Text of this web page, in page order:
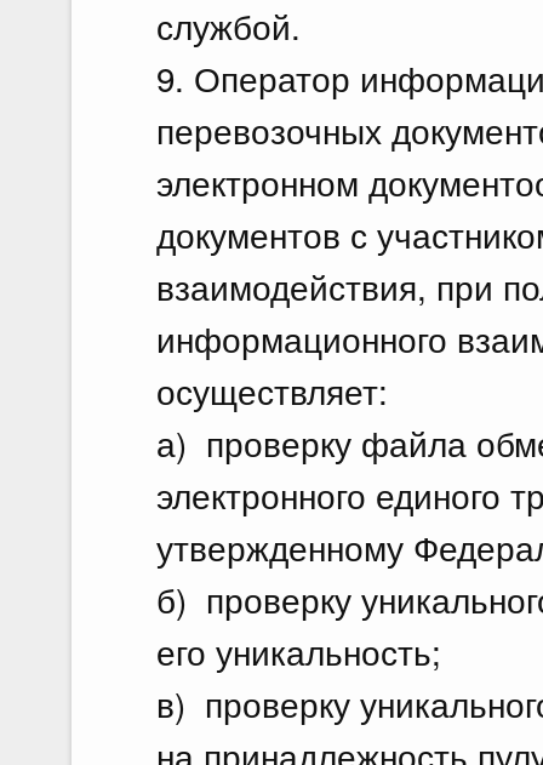
службой.
9. Оператор
перевозочных
электронном
документов с
взаимодействия, при
информационного
осуществляет:
а) проверку файла
электронного единого
утвержденному
б) проверку
его уникальность;
в) проверку
на принадлежность